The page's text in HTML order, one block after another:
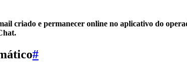
criado e permanecer online no aplicativo do
#